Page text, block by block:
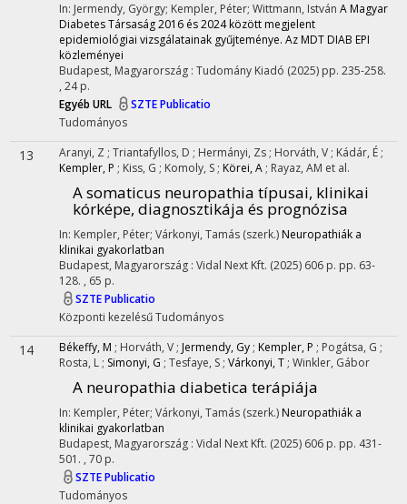
In: Jermendy, György; Kempler, Péter; Wittmann, István A Magyar
Diabetes Társaság 2016 és 2024 között megjelent
epidemiológiai vizsgálatainak gyűjteménye. Az MDT DIAB EPI
közleményei
Budapest, Magyarország : Tudomány Kiadó (2025) pp. 235-258.
, 24 p.
Egyéb URL
SZTE Publicatio
Tudományos
13 Aranyi, Z ; Triantafyllos, D ; Hermányi, Zs ; Horváth, V ; Kádár, É ;
Kempler, P ; Kiss, G ; Komoly, S ; Körei, A ; Rayaz, AM et al.
A somaticus neuropathia típusai, klinikai
kórképe, diagnosztikája és prognózisa
In: Kempler, Péter; Várkonyi, Tamás (szerk.) Neuropathiák a
klinikai gyakorlatban
Budapest, Magyarország : Vidal Next Kft. (2025) 606 p. pp. 63-
128. , 65 p.
SZTE Publicatio
Központi kezelésűTudományos
14 Békeffy, M ; Horváth, V ; Jermendy, Gy ; Kempler, P ; Pogátsa, G ;
Rosta, L ; Simonyi, G ; Tesfaye, S ; Várkonyi, T ; Winkler, Gábor
A neuropathia diabetica terápiája
In: Kempler, Péter; Várkonyi, Tamás (szerk.) Neuropathiák a
klinikai gyakorlatban
Budapest, Magyarország : Vidal Next Kft. (2025) 606 p. pp. 431-
501. , 70 p.
SZTE Publicatio
Tudományos